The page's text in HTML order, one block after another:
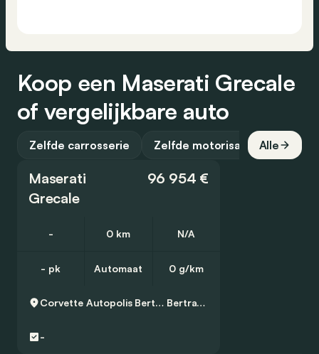
Koop een Maserati Grecale
of vergelijkbare auto
Zelfde carrosserie Zelfde motorisatie Alle
Maserati
Grecale
96 954 €
- 0 km N/A
- pk Automaat 0 g/km
Corvette Autopolis Bertrange Bertrange
-